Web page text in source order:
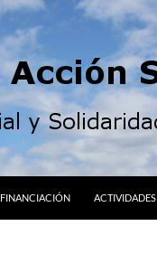
FINANCIACIÓN ACTIVIDADES